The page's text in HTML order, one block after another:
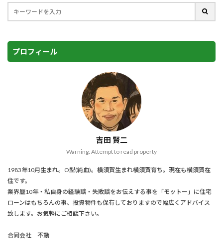
プロフィール
吉田 賢二
Warning: Attempt to read property
1983年10月生まれ。O型(純血)。横須賀生まれ横須賀育ち。現在も横須賀在
住です。
業界歴10年・私自身の経験談・失敗談をお伝えする事を「モットー」に住宅
ローンはもちろんの事、投資物件も保有しておりますので幅広くアドバイス
致します。お気軽にご相談下さい。
合同会社 不動